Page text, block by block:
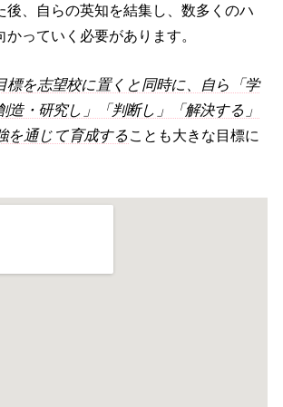
後、自らの英知を結集し、数多くのハ
っていく必要があります。
標を志望校に置くと同時に、自ら「学
造・研究し」「判断し」「解決する」
を通じて育成する ことも大きな目標に